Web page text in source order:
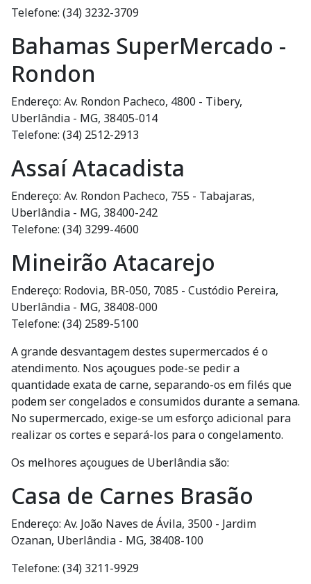
Telefone: (34) 3232-3709
Bahamas SuperMercado -
Rondon
Endereço: Av. Rondon Pacheco, 4800 - Tibery,
Uberlândia - MG, 38405-014
Telefone: (34) 2512-2913
Assaí Atacadista
Endereço: Av. Rondon Pacheco, 755 - Tabajaras,
Uberlândia - MG, 38400-242
Telefone: (34) 3299-4600
Mineirão Atacarejo
Endereço: Rodovia, BR-050, 7085 - Custódio Pereira,
Uberlândia - MG, 38408-000
Telefone: (34) 2589-5100
A grande desvantagem destes supermercados é o
atendimento. Nos açougues pode-se pedir a
quantidade exata de carne, separando-os em filés que
podem ser congelados e consumidos durante a semana.
No supermercado, exige-se um esforço adicional para
realizar os cortes e separá-los para o congelamento.
Os melhores açougues de Uberlândia são:
Casa de Carnes Brasão
Endereço: Av. João Naves de Ávila, 3500 - Jardim
Ozanan, Uberlândia - MG, 38408-100
Telefone: (34) 3211-9929